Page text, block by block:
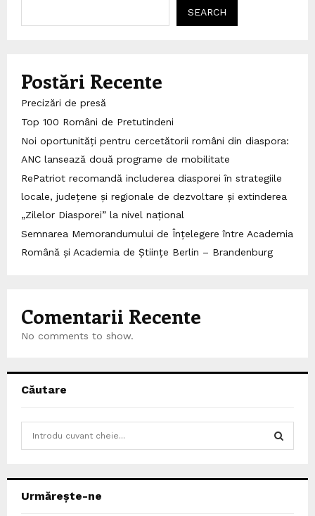
SEARCH
Postări Recente
Precizări de presă
Top 100 Români de Pretutindeni
Noi oportunități pentru cercetătorii români din diaspora:
ANC lansează două programe de mobilitate
RePatriot recomandă includerea diasporei în strategiile
locale, județene și regionale de dezvoltare și extinderea
„Zilelor Diasporei” la nivel național
Semnarea Memorandumului de Înțelegere între Academia
Română și Academia de Științe Berlin – Brandenburg
Comentarii Recente
No comments to show.
Căutare
h
Urmărește-ne